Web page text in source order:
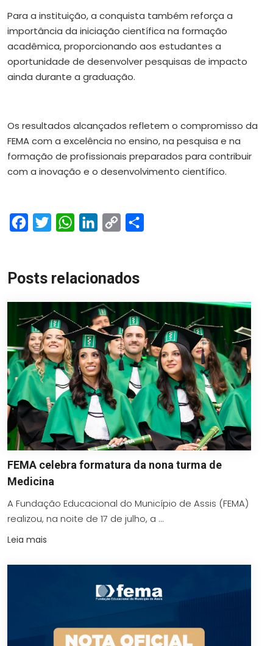
Para a instituição, a conquista também reforça a
importância da iniciação científica na formação
acadêmica, proporcionando aos estudantes a
oportunidade de desenvolver pesquisas de impacto
ainda durante a graduação.
Os resultados alcançados refletem o compromisso da
FEMA com a excelência no ensino, na pesquisa e na
formação de profissionais preparados para contribuir
com a inovação e o desenvolvimento científico.
FacebookTwitterWhatsAppLinkedIn
Copy
Posts relacionados
FEMA celebra formatura da nona turma de
Medicina
A Fundação Educacional do Município de Assis (FEMA)
realizou, na noite de 17 de julho, a ...
Leia mais